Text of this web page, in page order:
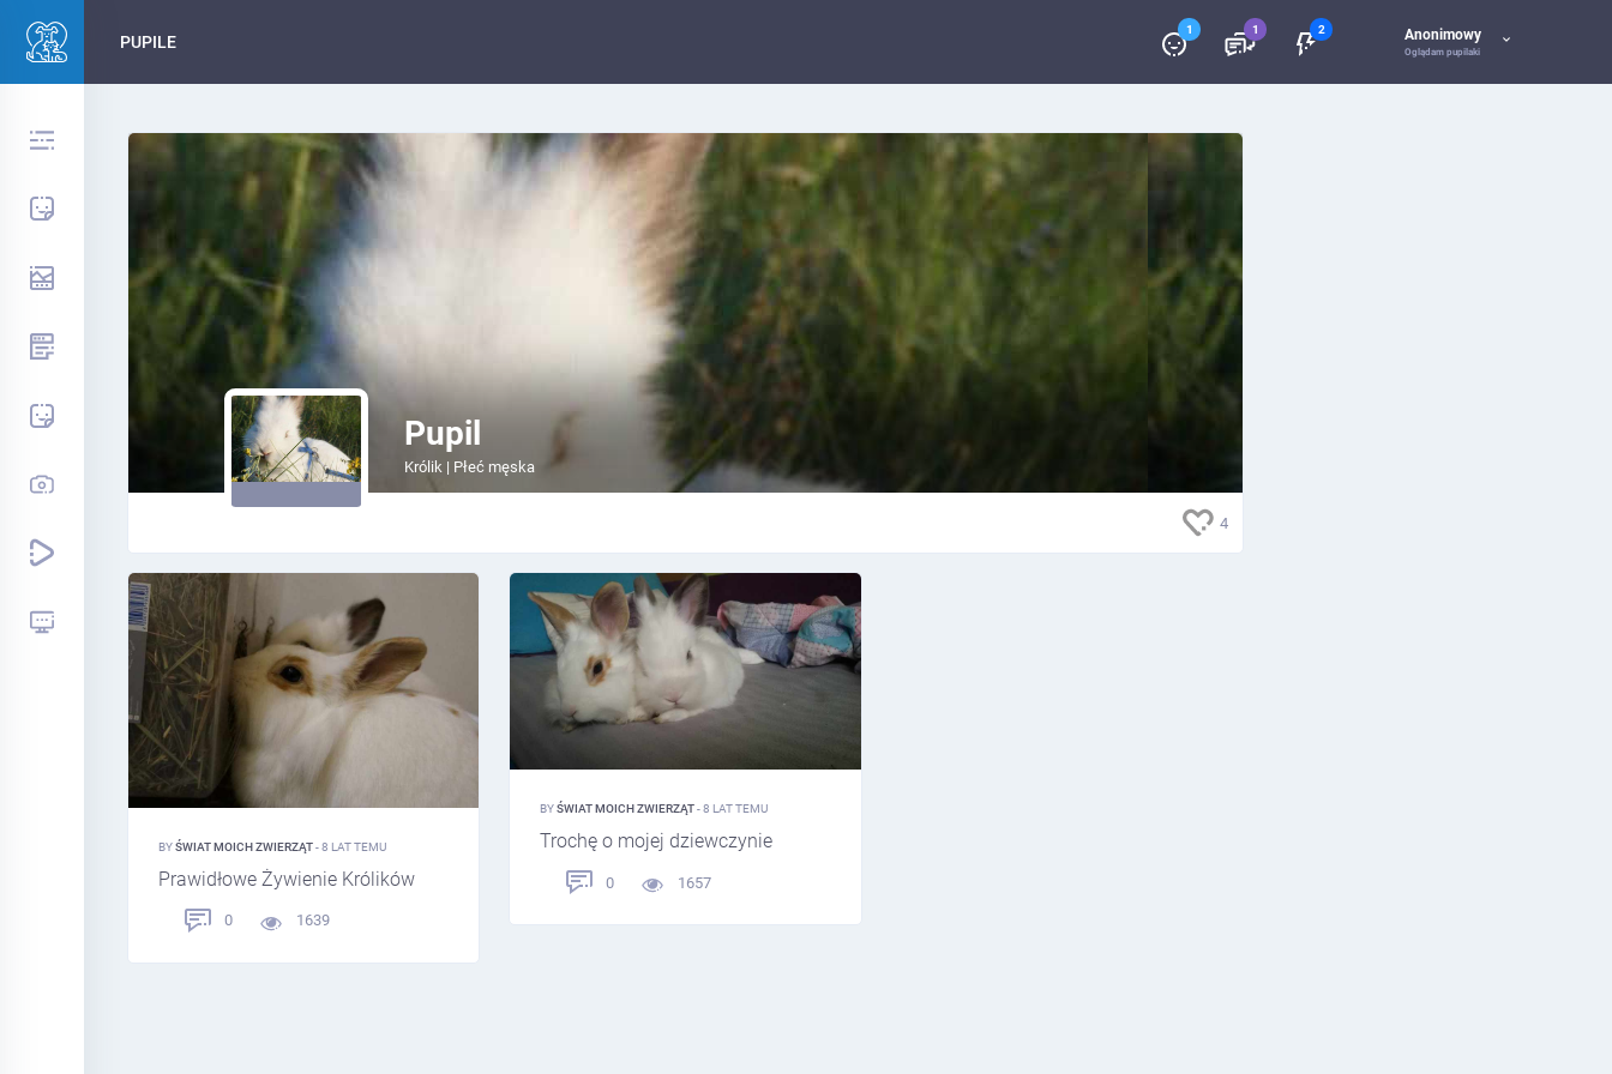
PUPILE
1 1 2 Anonimowy
Oglądam pupilaki
Pupil
Królik | Płeć męska
4
BYŚWIAT MOICH ZWIERZĄT- 8 LAT TEMU
Prawidłowe Żywienie Królików
0 1639
BYŚWIAT MOICH ZWIERZĄT- 8 LAT TEMU
Trochę o mojej dziewczynie
0 1657